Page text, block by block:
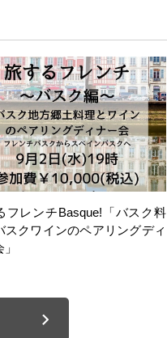
フレンチBasque!「バスク料
スクワインのペアリングディ